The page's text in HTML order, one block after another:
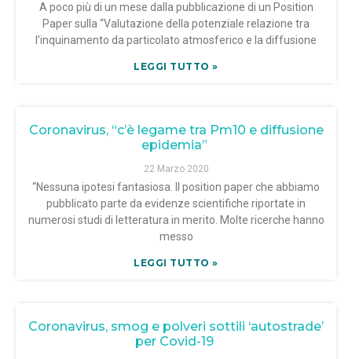
A poco più di un mese dalla pubblicazione di un Position
Paper sulla “Valutazione della potenziale relazione tra
l’inquinamento da particolato atmosferico e la diffusione
LEGGI TUTTO »
Coronavirus, “c’è legame tra Pm10 e diffusione
epidemia”
22 Marzo 2020
“Nessuna ipotesi fantasiosa. Il position paper che abbiamo
pubblicato parte da evidenze scientifiche riportate in
numerosi studi di letteratura in merito. Molte ricerche hanno
messo
LEGGI TUTTO »
Coronavirus, smog e polveri sottili ‘autostrade’
per Covid-19